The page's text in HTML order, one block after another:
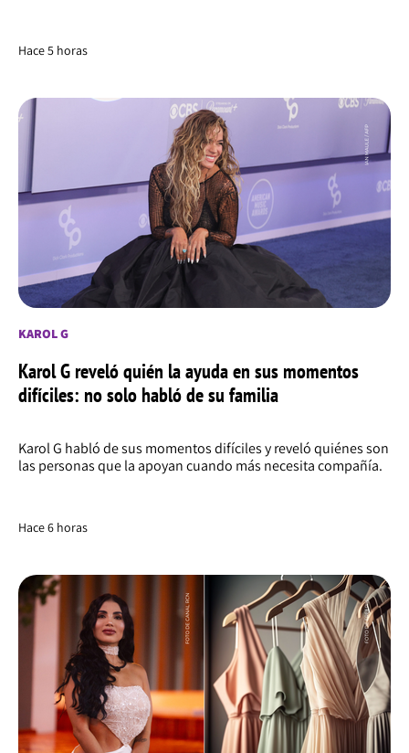
Hace 5 horas
KAROL G
Karol G reveló quién la ayuda en sus momentos
difíciles: no solo habló de su familia
Karol G habló de sus momentos difíciles y reveló quiénes son
las personas que la apoyan cuando más necesita compañía.
Hace 6 horas